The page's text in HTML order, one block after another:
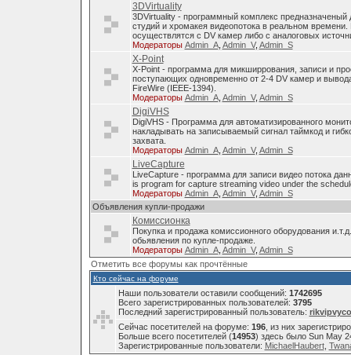
3DVirtuality
3DVirtuality - программный комплекс предназначеный
студий и хромакея видеопотока в реальном
осуществлятся с DV камер либо с аналоговых
Модераторы Admin_A, Admin_V, Admin_S
X-Point
X-Point - программа для микширрования, записи и
поступающих одновременно от 2-4 DV камер и
FireWire (IEEE-1394).
Модераторы Admin_A, Admin_V, Admin_S
DigiVHS
DigiVHS - Программа для автоматизированного
накладывать на записываемый сигнал таймкод и
захвата.
Модераторы Admin_A, Admin_V, Admin_S
LiveCapture
LiveCapture - программа для записи видео потока
is program for capture streaming video under the
Модераторы Admin_A, Admin_V, Admin_S
Объявления купли-продажи
Комиссионка
Покупка и продажа комиссионного оборудования
обьявления по купле-продаже.
Модераторы Admin_A, Admin_V, Admin_S
Отметить все форумы как прочтённые
Кто сейчас на форуме
Наши пользователи оставили сообщений: 1742695
Всего зарегистрированных пользователей: 3795
Последний зарегистрированный пользователь:
Сейчас посетителей на форуме: 196, из них
Больше всего посетителей (14953) здесь было Sun May
Зарегистрированные пользователи: MichaelHaubert,